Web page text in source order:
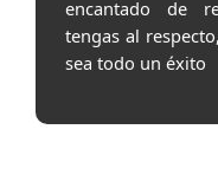
encantado de
tengas al
sea todo un éxito